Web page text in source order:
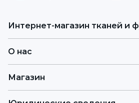
Интернет-магазин тканей и
О нас
Магазин